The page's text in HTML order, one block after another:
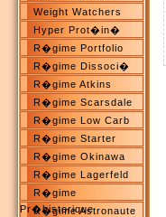
Weight Watchers
Hyper Prot�in�
R�gime Portfolio
R�gime Dissoci�
R�gime Atkins
R�gime Scarsdale
R�gime Low Carb
R�gime Starter
R�gime Okinawa
R�gime Lagerfeld
R�gime
Pr�historique
R�gime Astronaute